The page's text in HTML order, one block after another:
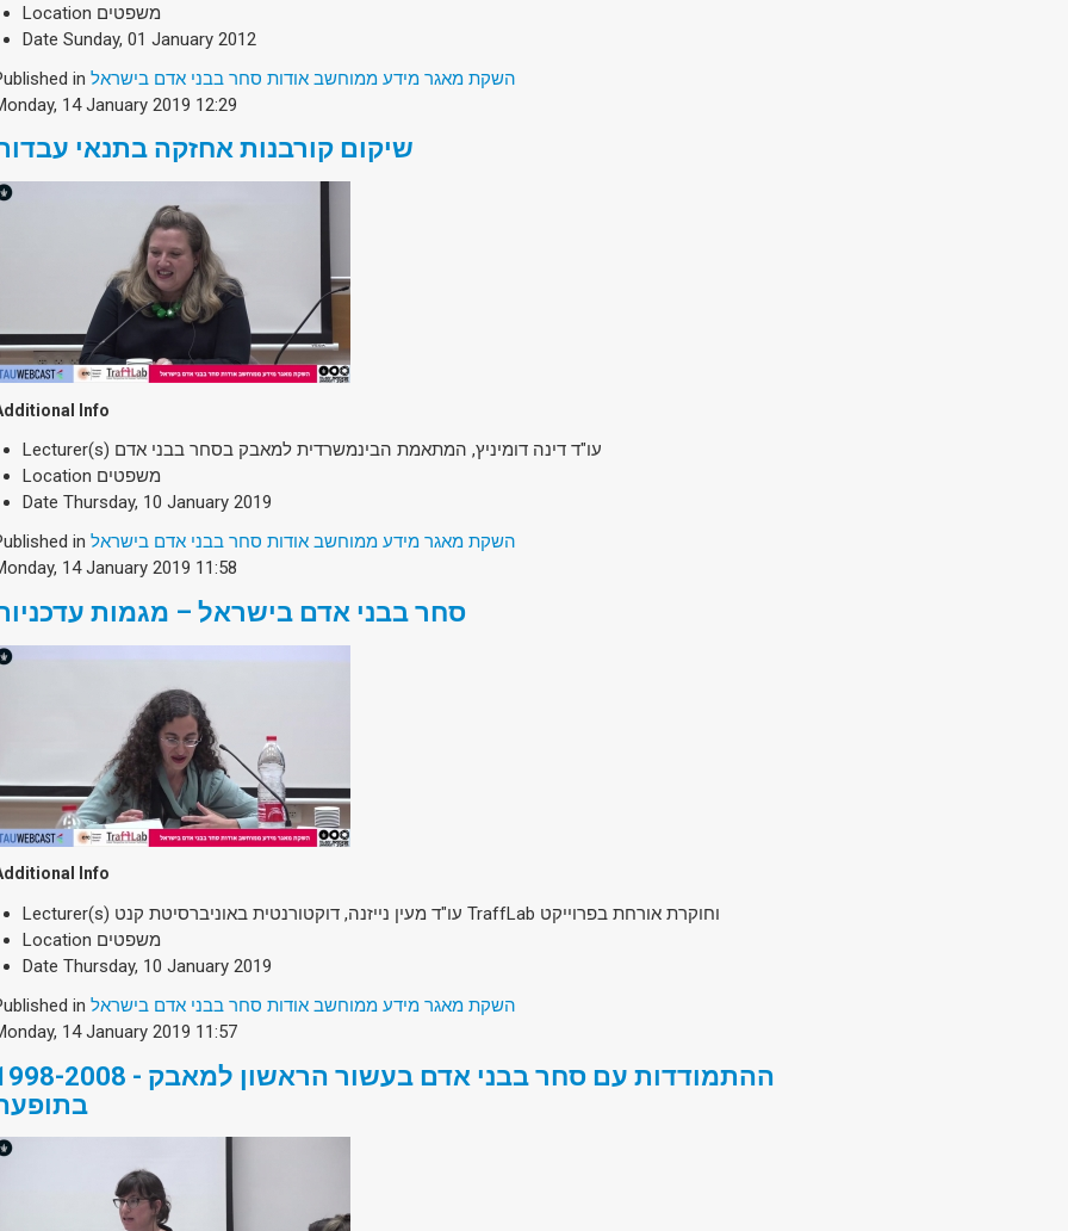
Location משפטים
Date Sunday, 01 January 2012
in השקת מאגר מידע ממוחשב אודות סחר בבני אדם בישראל
14 January 2019 12:29
שיקום קורבנות אחזקה בתנאי
Info
Lecturer(s) עו"ד דינה דומיניץ, המתאמת הבינמשרדית למאבק בסחר בבני אדם
Location משפטים
Date Thursday, 10 January 2019
in השקת מאגר מידע ממוחשב אודות סחר בבני אדם בישראל
14 January 2019 11:58
סחר בבני אדם בישראל – מגמות
Info
Lecturer(s)
עו"ד מעין נייזנה, דוקטורנטית באוניברסיטת קנט TraffLab וחוקרת אורחת בפרוייקט
Location משפטים
Date Thursday, 10 January 2019
in השקת מאגר מידע ממוחשב אודות סחר בבני אדם בישראל
14 January 2019 11:57
1998-2008 - ההתמודדות עם סחר בבני אדם בעשור הראשון